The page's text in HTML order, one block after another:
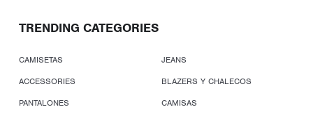
TRENDING CATEGORIES
CAMISETAS
JEANS
ACCESSORIES
BLAZERS Y CHALECOS
PANTALONES
CAMISAS